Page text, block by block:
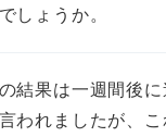
しょうか。
結果は一週間後に
われましたが、こ